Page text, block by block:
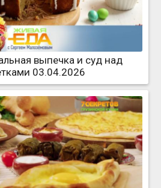
выпечка и суд над
03.04.2026